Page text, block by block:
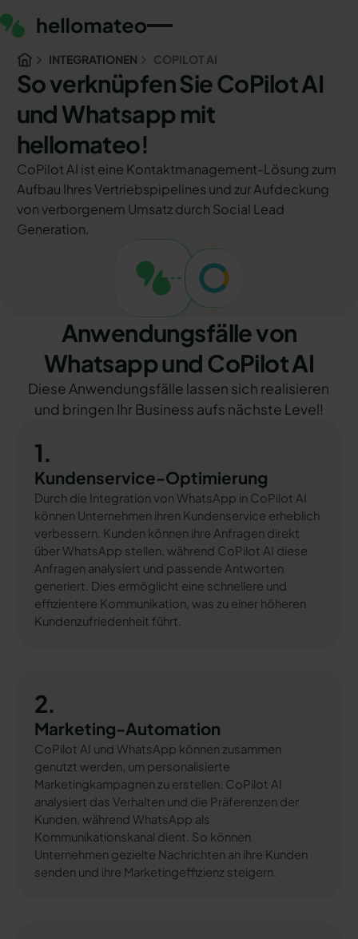
INTEGRATIONEN COPILOT AI
So verknüpfen Sie CoPilot AI
und Whatsapp mit
hellomateo!
CoPilot AI ist eine Kontaktmanagement-Lösung zum
Aufbau Ihres Vertriebspipelines und zur Aufdeckung
von verborgenem Umsatz durch Social Lead
Generation.
Anwendungsfälle von
Whatsapp und CoPilot AI
Diese Anwendungsfälle lassen sich realisieren
und bringen Ihr Business aufs nächste Level!
1.
Kundenservice-Optimierung
Durch die Integration von WhatsApp in CoPilot AI
können Unternehmen ihren Kundenservice erheblich
verbessern. Kunden können ihre Anfragen direkt
über WhatsApp stellen, während CoPilot AI diese
Anfragen analysiert und passende Antworten
generiert. Dies ermöglicht eine schnellere und
effizientere Kommunikation, was zu einer höheren
Kundenzufriedenheit führt.
2.
Marketing-Automation
CoPilot AI und WhatsApp können zusammen
genutzt werden, um personalisierte
Marketingkampagnen zu erstellen. CoPilot AI
analysiert das Verhalten und die Präferenzen der
Kunden, während WhatsApp als
Kommunikationskanal dient. So können
Unternehmen gezielte Nachrichten an ihre Kunden
senden und ihre Marketingeffizienz steigern.